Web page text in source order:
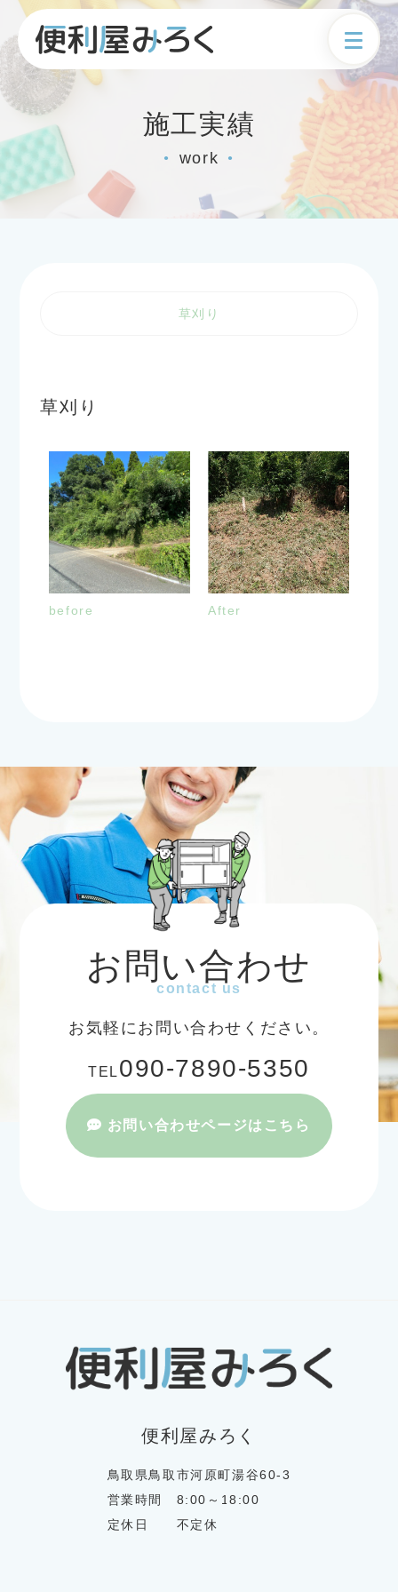
施工実績
● work ●
草刈り
草刈り
before After
お問い合わせ
contact us
お気軽にお問い合わせください。
TEL 090-7890-5350
お問い合わせページはこちら
便利屋みろく
鳥取県鳥取市河原町湯谷60-3
営業時間 8:00～18:00
定休日 不定休